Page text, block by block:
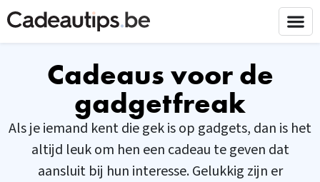
Cadeaus voor de
gadgetfreak
Als je iemand kent die gek is op gadgets, dan is het
altijd leuk om hen een cadeau te geven dat
aansluit bij hun interesse. Gelukkig zijn er